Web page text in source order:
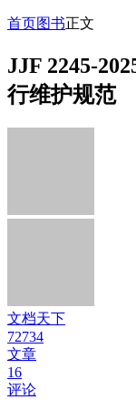
首页图书正文
JJF 2245-
行维护规范
文档天下
72734
文章
16
评论